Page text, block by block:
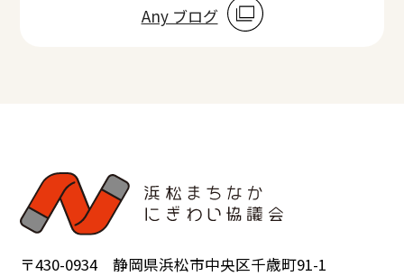
Any ブログ
〒430-0934 静岡県浜松市中央区千歳町91-1